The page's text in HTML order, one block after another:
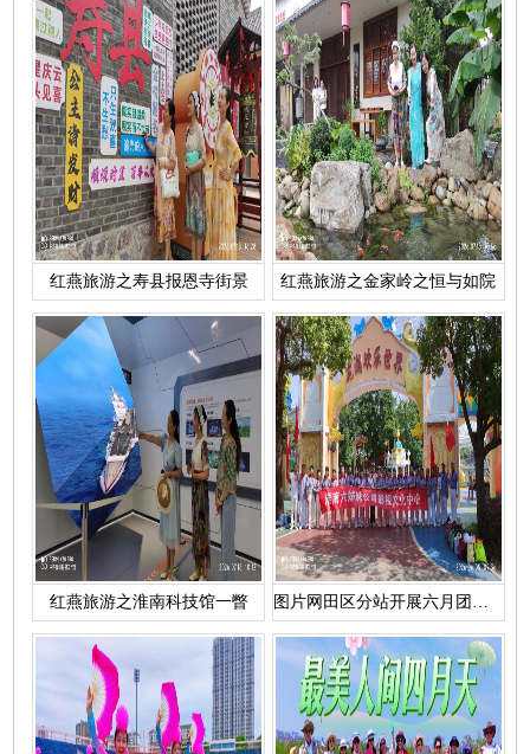
红燕旅游之寿县报恩寺街景 红燕旅游之金家岭之恒与如院
红燕旅游之淮南科技馆一瞥 图片网田区分站开展六月团建活动